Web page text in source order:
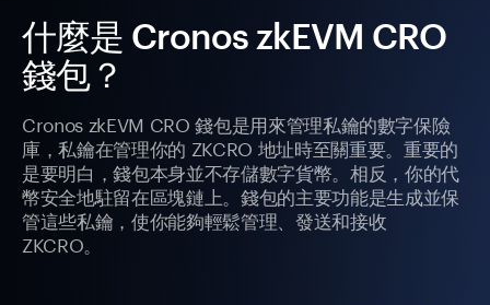
什麼是 Cronos zkEVM CRO
錢包？
Cronos zkEVM CRO 錢包是用來管理私鑰的數字保險
庫，私鑰在管理你的 ZKCRO 地址時至關重要。重要的
是要明白，錢包本身並不存儲數字貨幣。相反，你的代
幣安全地駐留在區塊鏈上。錢包的主要功能是生成並保
管這些私鑰，使你能夠輕鬆管理、發送和接收
ZKCRO。